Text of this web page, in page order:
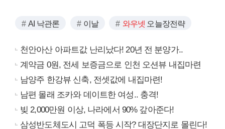
AI 낙관론 이날 와우넷 오늘장전략
천안아산 아파트값 난리났다! 20년 전 분양가..
계약금 0원, 전세 보증금으로 인천 오션뷰 내집마련
남양주 한강뷰 신축, 전셋값에 내집마련!
남편 몰래 조카와 데이트한 여성.. 충격!
빚 2,000만원 이상, 나라에서 90% 갚아준다!
삼성반도체도시 고덕 폭등 시작? 대장단지로 몰린다!